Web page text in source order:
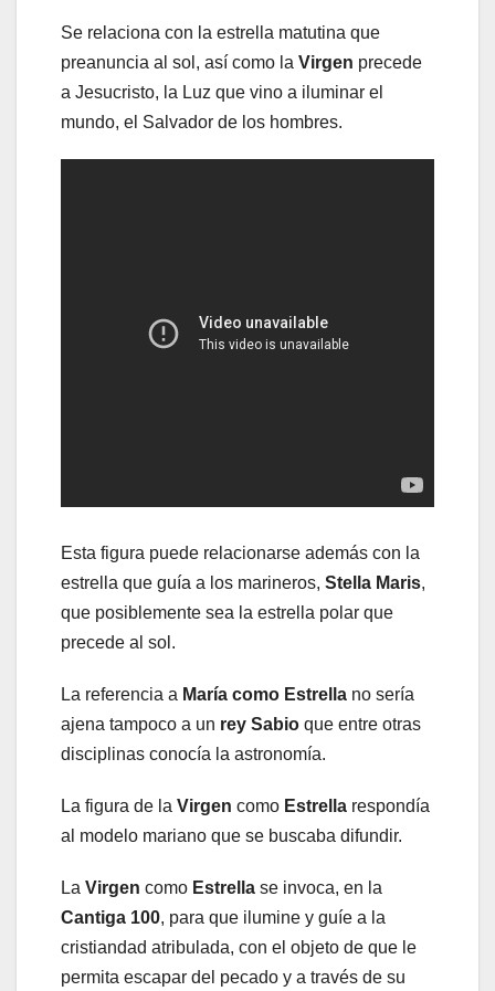
Se relaciona con la estrella matutina que
preanuncia al sol, así como la Virgen precede
a Jesucristo, la Luz que vino a iluminar el
mundo, el Salvador de los hombres.
Esta figura puede relacionarse además con la
estrella que guía a los marineros, Stella Maris,
que posiblemente sea la estrella polar que
precede al sol.
La referencia a María como Estrella no sería
ajena tampoco a un rey Sabio que entre otras
disciplinas conocía la astronomía.
La figura de la Virgen como Estrella respondía
al modelo mariano que se buscaba difundir.
La Virgen como Estrella se invoca, en la
Cantiga 100, para que ilumine y guíe a la
cristiandad atribulada, con el objeto de que le
permita escapar del pecado y a través de su